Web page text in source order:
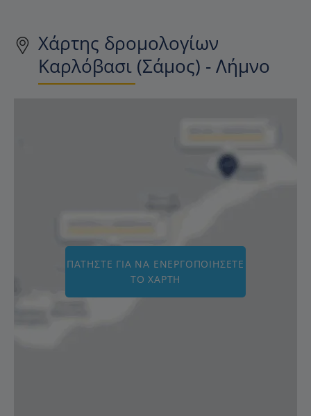
Χάρτης δρομολογίων
Καρλόβασι (Σάμος) - Λήμνο
ΠΑΤΉΣΤΕ ΓΙΑ ΝΑ ΕΝΕΡΓΟΠΟΙΉΣΕΤΕ
ΤΟ ΧΆΡΤΗ